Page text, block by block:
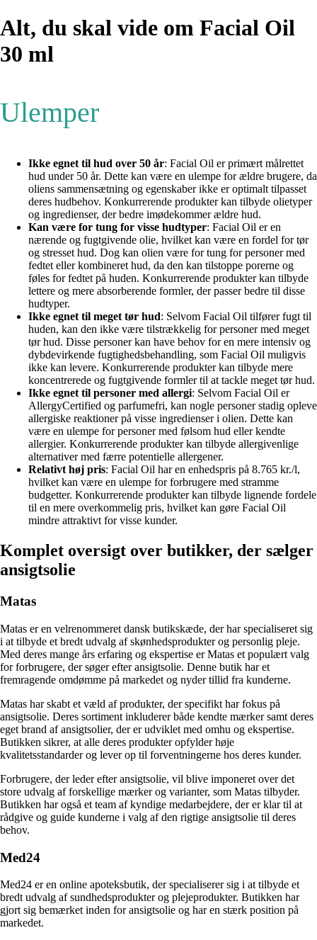
Alt, du skal vide om Facial Oil
30 ml
Ulemper
Ikke egnet til hud over 50 år: Facial Oil er primært målrettet
hud under 50 år. Dette kan være en ulempe for ældre brugere, da
oliens sammensætning og egenskaber ikke er optimalt tilpasset
deres hudbehov. Konkurrerende produkter kan tilbyde olietyper
og ingredienser, der bedre imødekommer ældre hud.
Kan være for tung for visse hudtyper: Facial Oil er en
nærende og fugtgivende olie, hvilket kan være en fordel for tør
og stresset hud. Dog kan olien være for tung for personer med
fedtet eller kombineret hud, da den kan tilstoppe porerne og
føles for fedtet på huden. Konkurrerende produkter kan tilbyde
lettere og mere absorberende formler, der passer bedre til disse
hudtyper.
Ikke egnet til meget tør hud: Selvom Facial Oil tilfører fugt til
huden, kan den ikke være tilstrækkelig for personer med meget
tør hud. Disse personer kan have behov for en mere intensiv og
dybdevirkende fugtighedsbehandling, som Facial Oil muligvis
ikke kan levere. Konkurrerende produkter kan tilbyde mere
koncentrerede og fugtgivende formler til at tackle meget tør hud.
Ikke egnet til personer med allergi: Selvom Facial Oil er
AllergyCertified og parfumefri, kan nogle personer stadig opleve
allergiske reaktioner på visse ingredienser i olien. Dette kan
være en ulempe for personer med følsom hud eller kendte
allergier. Konkurrerende produkter kan tilbyde allergivenlige
alternativer med færre potentielle allergener.
Relativt høj pris: Facial Oil har en enhedspris på 8.765 kr./l,
hvilket kan være en ulempe for forbrugere med stramme
budgetter. Konkurrerende produkter kan tilbyde lignende fordele
til en mere overkommelig pris, hvilket kan gøre Facial Oil
mindre attraktivt for visse kunder.
Komplet oversigt over butikker, der sælger
ansigtsolie
Matas
Matas er en velrenommeret dansk butikskæde, der har specialiseret sig
i at tilbyde et bredt udvalg af skønhedsprodukter og personlig pleje.
Med deres mange års erfaring og ekspertise er Matas et populært valg
for forbrugere, der søger efter ansigtsolie. Denne butik har et
fremragende omdømme på markedet og nyder tillid fra kunderne.
Matas har skabt et væld af produkter, der specifikt har fokus på
ansigtsolie. Deres sortiment inkluderer både kendte mærker samt deres
eget brand af ansigtsolier, der er udviklet med omhu og ekspertise.
Butikken sikrer, at alle deres produkter opfylder høje
kvalitetsstandarder og lever op til forventningerne hos deres kunder.
Forbrugere, der leder efter ansigtsolie, vil blive imponeret over det
store udvalg af forskellige mærker og varianter, som Matas tilbyder.
Butikken har også et team af kyndige medarbejdere, der er klar til at
rådgive og guide kunderne i valg af den rigtige ansigtsolie til deres
behov.
Med24
Med24 er en online apoteksbutik, der specialiserer sig i at tilbyde et
bredt udvalg af sundhedsprodukter og plejeprodukter. Butikken har
gjort sig bemærket inden for ansigtsolie og har en stærk position på
markedet.